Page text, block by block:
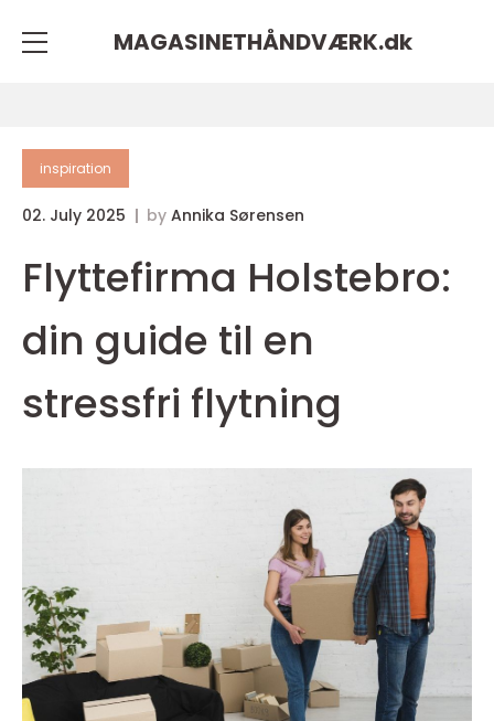
MAGASINETHÅNDVÆRK.dk
inspiration
02. July 2025 by Annika Sørensen
Flyttefirma Holstebro:
din guide til en
stressfri flytning